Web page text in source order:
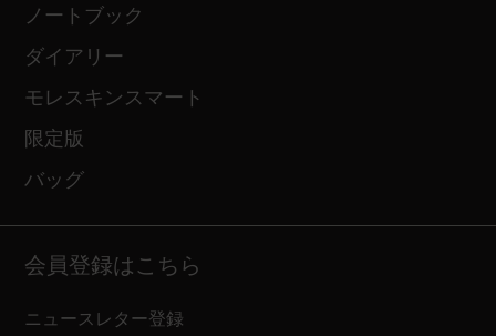
ノートブック
ダイアリー
モレスキンスマート
限定版
バッグ
会員登録はこちら
ニュースレター登録